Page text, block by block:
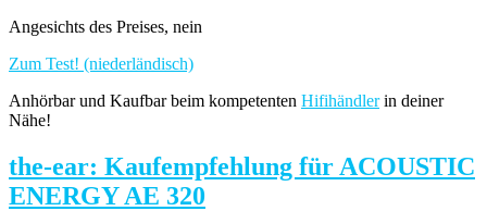
Angesichts des Preises, nein
Zum Test! (niederländisch)
Anhörbar und Kaufbar beim kompetenten Hifihändlerin deiner
Nähe!
the-ear: Kaufempfehlung für ACOUSTIC
ENERGY AE 320